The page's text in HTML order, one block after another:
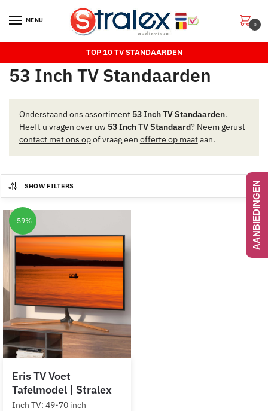
MENU
0
TOP 10 TV STANDAARDEN
53 Inch TV Standaarden
Onderstaand ons assortiment 53 Inch TV Standaarden.
Heeft u vragen over uw 53 Inch TV Standaard? Neem gerust
contact met ons opof vraag een offerte op maataan.
SHOW FILTERS
-59%
Eris TV Voet
Tafelmodel | Stralex
Inch TV: 49-70 inch
AANBIEDINGEN